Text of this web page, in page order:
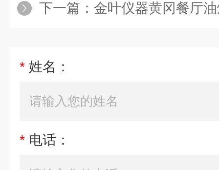
下一篇： 金叶仪器黄冈餐厅油烟
* 姓名：
* 电话：